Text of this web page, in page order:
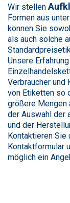
Wir stellen
Formen aus
können Sie
als auch solche
Unsere
Verbraucher
von Etiketten so
größere Mengen
der Auswahl der
und der
Kontaktieren Sie
Kontaktformular
möglich ein